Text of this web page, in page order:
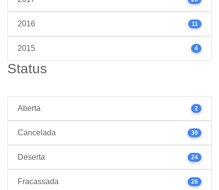
2016 11
2015 4
Status
Aberta 2
Cancelada 39
Deserta 24
Fracassada 26